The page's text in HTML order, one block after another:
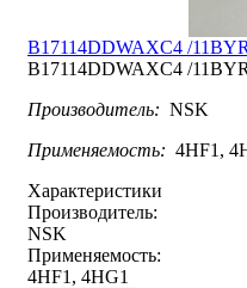
B17114DDWAXC4 /
B17114DDWAXC4 /
Производитель: NSK
Применяемость: 4HF1,
Характеристики
Производитель:
NSK
Применяемость:
4HF1, 4HG1